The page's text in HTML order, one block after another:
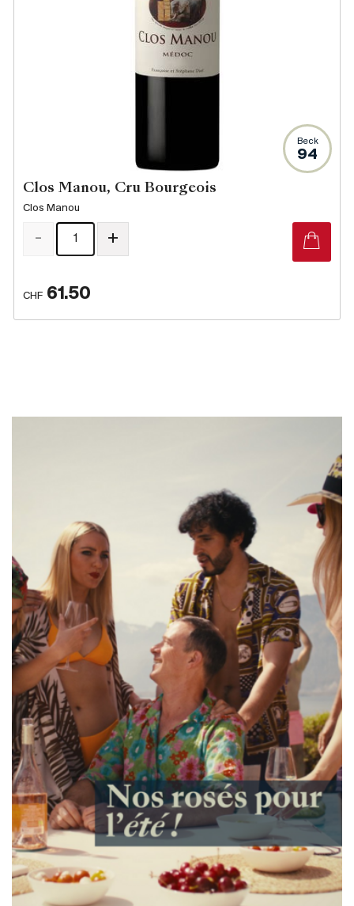
Beck
94
Clos Manou, Cru Bourgeois
Clos Manou
CHF 61.50
- +